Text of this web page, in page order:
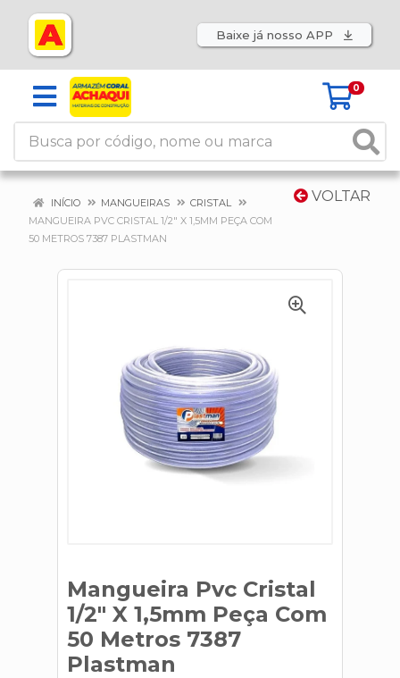
Baixe já nosso APP
0
VOLTAR
INÍCIO MANGUEIRAS
CRISTAL
MANGUEIRA PVC CRISTAL 1/2" X 1,5MM PEÇA COM
50 METROS 7387 PLASTMAN
Mangueira Pvc Cristal
1/2" X 1,5mm Peça Com
50 Metros 7387
Plastman